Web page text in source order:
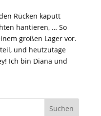
Rücken kaputt
hantieren, … So
großen Lager vor.
und heutzutage
Ich bin Diana und